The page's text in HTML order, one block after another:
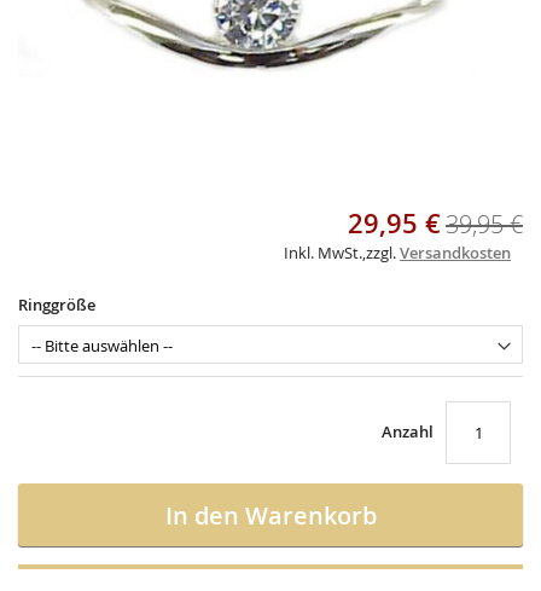
the
images
gallery
Sonderangebot
29,95 €39,95 €
Inkl. MwSt.,zzgl.Versandkosten
Ringgröße
Anzahl
In den Warenkorb